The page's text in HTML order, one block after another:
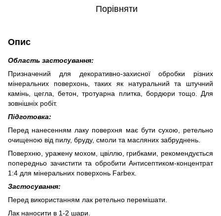
Порівняти
Опис
Область застосування:
Призначений для декоративно-захисної обробки різних
мінеральних поверхонь, таких як натуральний та штучний
камінь, цегла, бетон, тротуарна плитка, бордюри тощо. Для
зовнішніх робіт.
Підготовка:
Перед нанесенням лаку поверхня має бути сухою, ретельно
очищеною від пилу, бруду, смоли та масляних забруднень.
Поверхню, уражену мохом, цвіллю, грибками, рекомендується
попередньо зачистити та обробити Антисептиком-концентрат
1:4 для мінеральних поверхонь Farbex.
Застосування:
Перед використанням лак ретельно перемішати.
Лак наносити в 1-2 шари.